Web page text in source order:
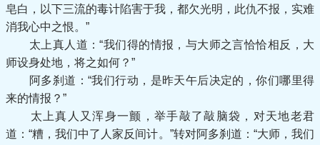
皂白，以下三流的毒计陷害于我，都欠光明，此仇不报，实难
消我心中之恨。”
太上真人道：“我们得的情报，与大师之言恰恰相反，大
师设身处地，将之如何？”
阿多刹道：“我们行动，是昨天午后决定的，你们哪里得
来的情报？”
太上真人又浑身一颤，举手敲了敲脑袋，对天地老君
道：“糟，我们中了人家反间计。”转对阿多刹道：“大师，我们